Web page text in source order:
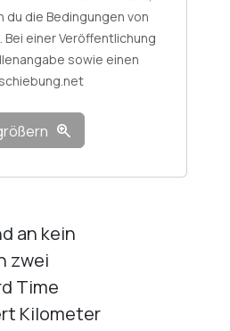
die Bedingungen von
einer Veröffentlichung
sowie einen
zoom_in
an kein
zwei
Time
Kilometer